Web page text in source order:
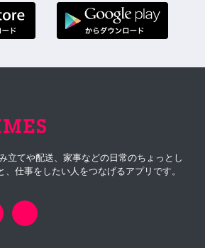
立てや配送、家事などの日常のちょっとし
、仕事をしたい人をつなげるアプリです。